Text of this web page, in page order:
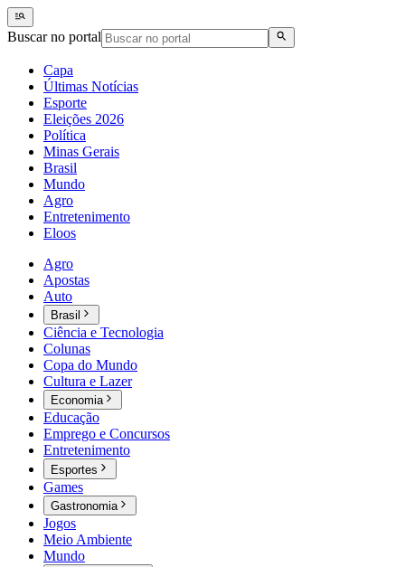
Buscar no portal
Capa
Últimas Notícias
Esporte
Eleições 2026
Política
Minas Gerais
Brasil
Mundo
Agro
Entretenimento
Eloos
Agro
Apostas
Auto
Brasil
Ciência e Tecnologia
Colunas
Copa do Mundo
Cultura e Lazer
Economia
Educação
Emprego e Concursos
Entretenimento
Esportes
Games
Gastronomia
Jogos
Meio Ambiente
Mundo